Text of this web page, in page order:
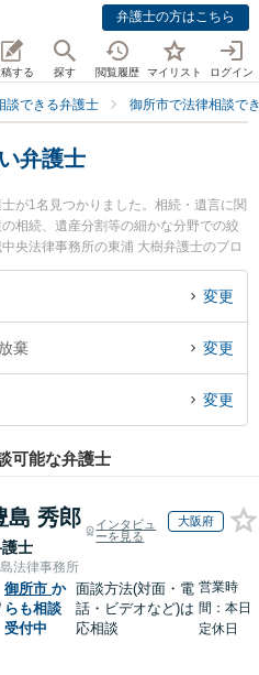
弁護士の方はこちら
する 探す 閲覧履歴 マイリスト ログイン
談できる弁護士 御所市で法律相談で
弁護士
が1名見つかりました。相続・遺言に関
相続、遺産分割等の細かな分野での絞
央法律事務所の東浦 大樹弁護士のプロ
注目されています。『御所市で土日や
すぐに弁護士に相談したい』『相続放
変更
棄 変更
変更
可能な弁護士
島 秀郎
士
インタビュ
ーを見る
大阪府
法律事務所
御所市 か
らも相談
受付中
面談方法(対面・電
話・ビデオなど)は
応相談
営業時
間：本日
定休日